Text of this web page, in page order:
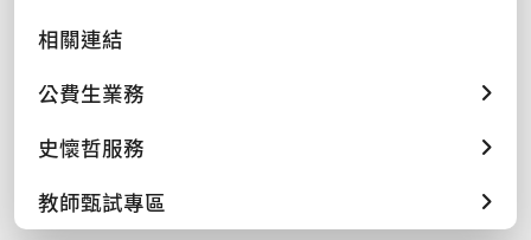
相關連結
公費生業務
史懷哲服務
教師甄試專區